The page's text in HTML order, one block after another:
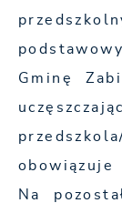
Gminę
obowiązuje
Na